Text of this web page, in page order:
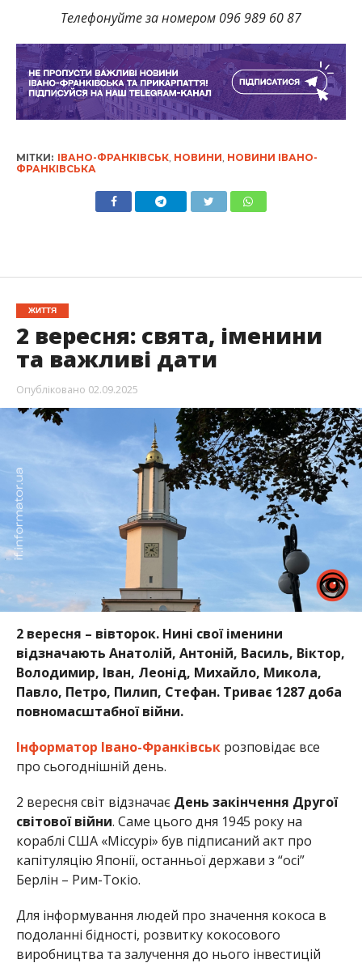
Телефонуйте за номером 096 989 60 87
МІТКИ: ІВАНО-ФРАНКІВСЬК, НОВИНИ НОВИНИ ІВАНО-
ФРАНКІВСЬКА
ЖИТТЯ
2 вересня: свята, іменини
та важливі дати
Опубліковано 02.09.2025
2 вересня – вівторок. Нині свої іменини
відзначають Анатолій, Антоній, Василь, Віктор,
Володимир, Іван, Леонід, Михайло, Микола,
Павло, Петро, Пилип, Стефан. Триває 1287 доба
повномасштабної війни.
Інформатор Івано-Франківськрозповідає все
про сьогоднішній день.
2 вересня світ відзначає День закінчення Другої
світової війни. Саме цього дня 1945 року на
кораблі США «Міссурі» був підписаний акт про
капітуляцію Японії, останньої держави з “осі”
Берлін – Рим-Токіо.
Для інформування людей про значення кокоса в
подоланні бідності, розвитку кокосового
виробництва та залучення до нього інвестицій